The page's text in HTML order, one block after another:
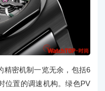
精密机制一览无余，包括6
位置的调速机构。绿色PV